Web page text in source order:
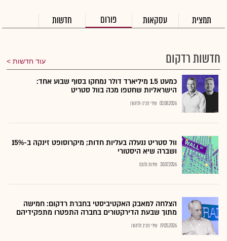
תמצית עסקאות פורום חדשות
חדשות רדקום עוד חדשות
כמעט 1.5 מיליארד דולר נמחקו בסוף שבוע אחד:
הישראליות שחטפו מכה בוול סטריט
02.08.2026 שירי חביב-ולדהורן
וול סטריט ננעלה בעליות חדות; מיקרוסופט זינקה ב-15%
ושברה שיא היסטורי
30.07.2026 שירות גלובס
הצלחה למאבק האקטיביסטי בחברת רדקום: חמישה
מתוך שבעת הדירקטורים בחברה התפטרו מתפקידיהם
19.05.2026 שירי חביב ולדהורן